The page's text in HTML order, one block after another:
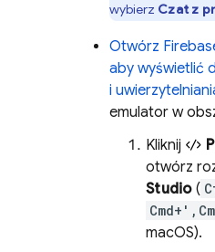
wybierz Czat z
Otwórz
aby wyświetlić
i
emulator w
Kliknij
otwórz
Studio(
macOS).